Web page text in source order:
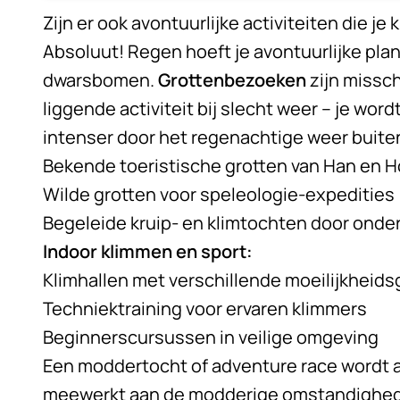
Telefoonnummer (optioneel)
Ja, verbind me door!
Zijn er ook avontuurlijke activiteiten die je
Absoluut! Regen hoeft je avontuurlijke
dwarsbomen.Grottenbezoekenzijn
liggende activiteit bij slecht weer – je
intenser door het regenachtige weer
Bekende toeristische grotten van Han en
Wilde grotten voor speleologie-expedities
Begeleide kruip- en klimtochten door
Indoor klimmen en sport:
Klimhallen met verschillende
Techniektraining voor ervaren klimmers
Beginnerscursussen in veilige omgeving
Een moddertocht of adventure race wordt
meewerkt aan de modderige